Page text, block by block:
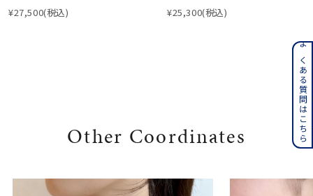
¥27,500(税込)
¥25,300(税込)
Other Coordinates よくある質問はこちら